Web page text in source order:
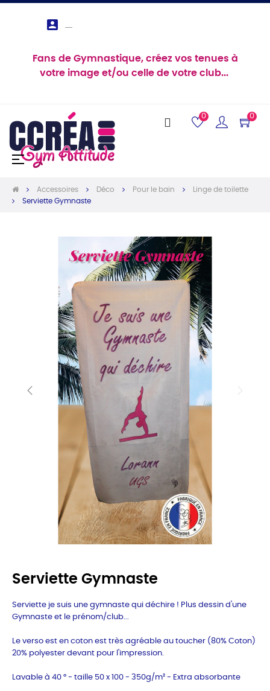

Fans de Gymnastique, créez vos tenues à
votre image et/ou celle de votre club...
0 0
Basculer
☰
Accessoires Déco Pour le bain
Linge de toilette
Serviette Gymnaste
Serviette Gymnaste
Serviette je suis une gymnaste qui déchire ! Plus dessin d'une
Gymnaste et le prénom/club...
Le verso est en coton est très agréable au toucher (80% Coton)
20% polyester devant pour l'impression.
Lavable à 40 ° - taille 50 x 100 - 350g/m² - Extra absorbante